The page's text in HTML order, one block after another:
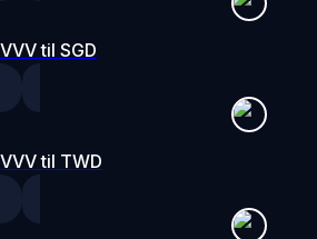
VVV til SGD
VVV til TWD